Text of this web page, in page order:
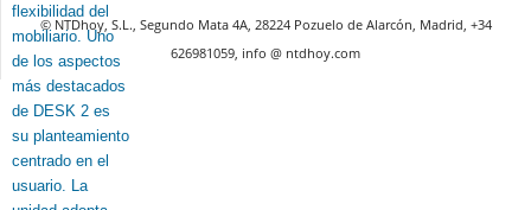
© NTDhoy, S.L., Segundo Mata 4A, 28224 Pozuelo de Alarcón, Madrid, +34
626981059, info @ ntdhoy.com